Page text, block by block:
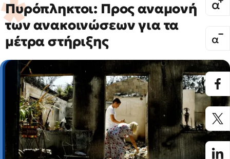
Πυρόπληκτοι: Προς αναμονή
των ανακοινώσεων για τα
μέτρα στήριξης